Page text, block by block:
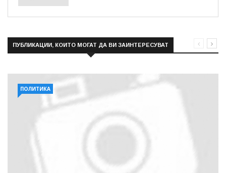
ПУБЛИКАЦИИ, КОИТО МОГАТ ДА ВИ ЗАИНТЕРЕСУВАТ
ПОЛИТИКА